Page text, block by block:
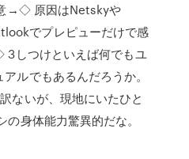
→◇ 原因はNetskyや
でプレピューだけで感
3しつけといえば何でもユ
ルでもあるんだろうか。
ないが、現地にいたひと
身体能力驚異的だな。